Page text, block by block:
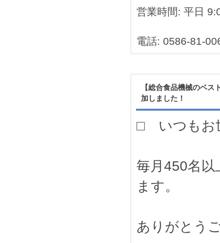
営業時間: 平日
電話: 0586-81-
【総合食品機械のベ
加しました！
□ いつもお
毎月450名
ます。
ありがとう